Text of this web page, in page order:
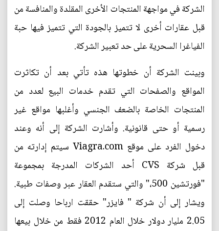
الشركة في مواجهة المنتجات الأخرى المقلدة والمنافسة من
قبل عقارات أخرى لا تتميز بالجودة التي تتميز فيها حبة
الفياغرا السحرية على حد تعبير الشركة.
وبينت الشركة أن خطوتها هذه تأتي بعد أن تكاثرت
المواقع والصفحات التي تقدم خدمات البيع لعدد من
المنتجات الخاصة بالضعف الجنسي وأغلبها مواقع غير
رسمية أو حتى قانونية. وأشارت الشركة إلى أنه وعند
دخول الفرد على موقع Viagra.com سيتم إدارته من
قبل شركة CVS أحد الشركات المدرجة بمجموعة
"فورتشين 500،" والتي ستقدم العقار عبر وصفات طبية.
ويشار إلى أن شركة " فايزر" حققت ارباحا وصلت إلى
2.05 مليار دولار خلال العام 2012 فقط من خلال بيعها